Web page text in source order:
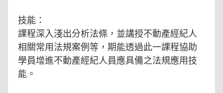
技能：
課程深入淺出分析法條，並講授不動產經紀人
相關常用法規案例等，期能透過此一課程協助
學員增進不動產經紀人員應具備之法規應用技
能。